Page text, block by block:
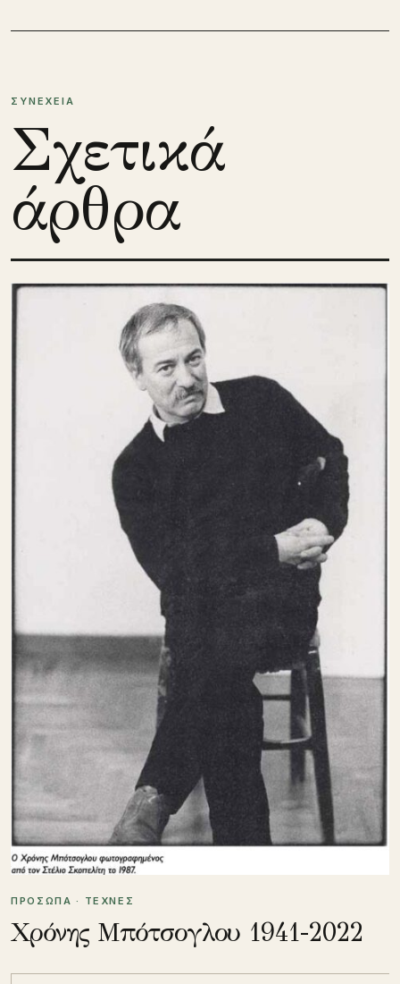
ΣΥΝΕΧΕΙΑ
Σχετικά
άρθρα
ΠΡΟΣΩΠΑ · ΤΕΧΝΕΣ
Χρόνης Μπότσογλου 1941-2022